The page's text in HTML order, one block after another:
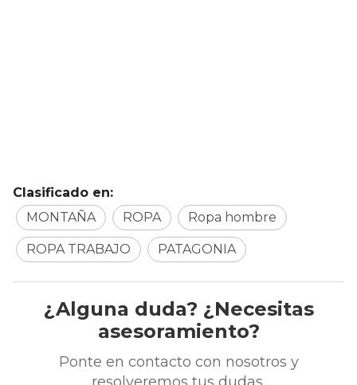
Clasificado en:
MONTAÑA
ROPA Ropa hombre
ROPA TRABAJO PATAGONIA
¿Alguna duda? ¿Necesitas
asesoramiento?
Ponte en contacto con nosotros y
resolveremos tus dudas.